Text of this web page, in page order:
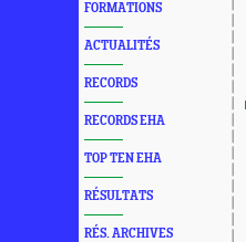
FORMATIONS
ACTUALITÉS
RECORDS
RECORDS EHA
TOP TEN EHA
RÉSULTATS
RÉS. ARCHIVES